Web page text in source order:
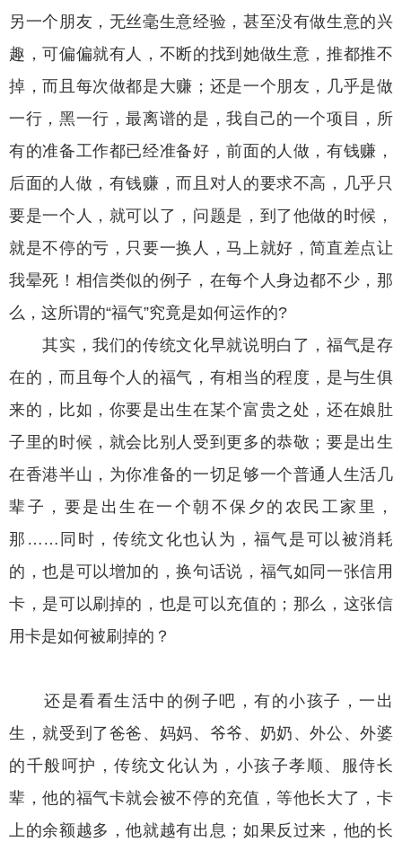
另一个朋友，无丝毫生意经验，甚至没有做生意的兴
趣，可偏偏就有人，不断的找到她做生意，推都推不
掉，而且每次做都是大赚；还是一个朋友，几乎是做
一行，黑一行，最离谱的是，我自己的一个项目，所
有的准备工作都已经准备好，前面的人做，有钱赚，
后面的人做，有钱赚，而且对人的要求不高，几乎只
要是一个人，就可以了，问题是，到了他做的时候，
就是不停的亏，只要一换人，马上就好，简直差点让
我晕死！相信类似的例子，在每个人身边都不少，那
么，这所谓的“福气”究竟是如何运作的?
其实，我们的传统文化早就说明白了，福气是存
在的，而且每个人的福气，有相当的程度，是与生俱
来的，比如，你要是出生在某个富贵之处，还在娘肚
子里的时候，就会比别人受到更多的恭敬；要是出生
在香港半山，为你准备的一切足够一个普通人生活几
辈子，要是出生在一个朝不保夕的农民工家里，
那……同时，传统文化也认为，福气是可以被消耗
的，也是可以增加的，换句话说，福气如同一张信用
卡，是可以刷掉的，也是可以充值的；那么，这张信
用卡是如何被刷掉的？
还是看看生活中的例子吧，有的小孩子，一出
生，就受到了爸爸、妈妈、爷爷、奶奶、外公、外婆
的千般呵护，传统文化认为，小孩子孝顺、服侍长
辈，他的福气卡就会被不停的充值，等他长大了，卡
上的余额越多，他就越有出息；如果反过来，他的长